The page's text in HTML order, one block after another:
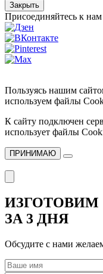
Закрыть
Присоединяйтесь к
Пользуясь нашим
используем файлы
К сайту подключен
использует файлы
ПРИНИМАЮ
ИЗГОТОВИМ
ЗА 3 ДНЯ
Обсудите с нами